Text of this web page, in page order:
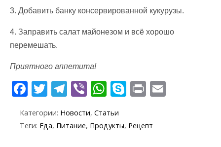
3. Добавить банку консервированной кукурузы.
4. Заправить салат майонезом и всё хорошо
перемешать.
Приятного аппетита!
F
e
T
itt
er
T
e
Vi
er
W
at
s
S
y
Pr
t
Категории: Новости, Статьи
Теги: Еда, Питание, Продукты, Рецепт